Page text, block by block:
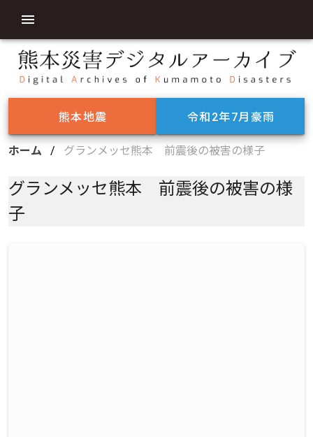
熊本地震 令和2年7月豪雨
ホーム / グランメッセ熊本 前震後の被害の様子
グランメッセ熊本 前震後の被害の様
子